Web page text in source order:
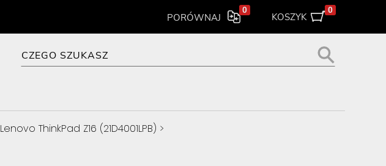
PORÓWNAJ
0
KOSZYK
0
Lenovo ThinkPad Z16 (21D4001LPB) >